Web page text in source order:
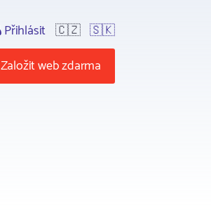
Přihlásit 🇨🇿 🇸🇰
Založit web zdarma